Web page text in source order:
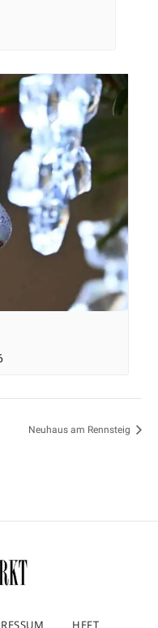
Neuhaus am Rennsteig
HEFT